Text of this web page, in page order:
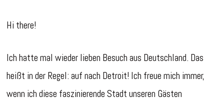
Hi there!
Ich hatte mal wieder lieben Besuch aus Deutschland. Das
heißt in der Regel: auf nach Detroit! Ich freue mich immer,
wenn ich diese faszinierende Stadt unseren Gästen